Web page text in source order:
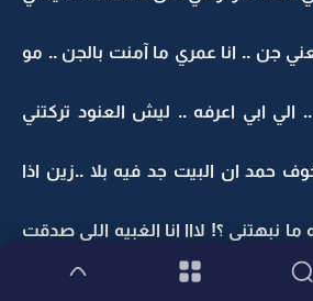
جن .. انا عمري ما آمنت بالجن .. مو
الي ابي اعرفه .. ليش العنود تركتني
حمد ان البيت جد فيه بلا ..زين اذا
نبهتني ؟! لااا انا الغبيه اللي صدقت